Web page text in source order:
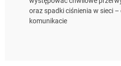
oraz spadki ciśnienia w sieci
komunikacie